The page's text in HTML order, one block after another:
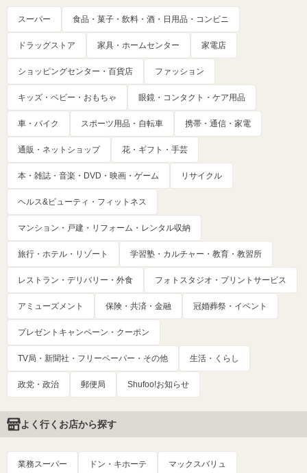
スーパー 食品・菓子・飲料・酒・日用品・コンビニ
ドラッグストア 家具・ホームセンター 家電店
ショッピングセンター・百貨店 ファッション
キッズ・ベビー・おもちゃ 眼鏡・コンタクト・ケア用品
車・バイク スポーツ用品・自転車 携帯・通信・家電
通販・ネットショップ 花・ギフト・手芸
本・雑誌・音楽・DVD・映画・ゲーム リサイクル
ヘルス&ビューティ・フィットネス
マンション・戸建・リフォーム・レンタル収納
旅行・ホテル・リゾート 学習塾・カルチャー・教育・教習所
レストラン・デリバリー・外食 フォトスタジオ・プリントサービス
アミューズメント 保険・共済・金融 冠婚葬祭・イベント
プレゼントキャンペーン・クーポン
TV局・新聞社・フリーペーパー・その他 生活・くらし
政党・政治 郵便局 Shufoo!お知らせ
よく行くお店から探す
業務スーパー ドン・キホーテ マックスバリュ